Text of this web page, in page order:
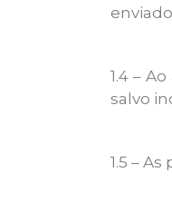
1.4 –
salvo
1.5 –